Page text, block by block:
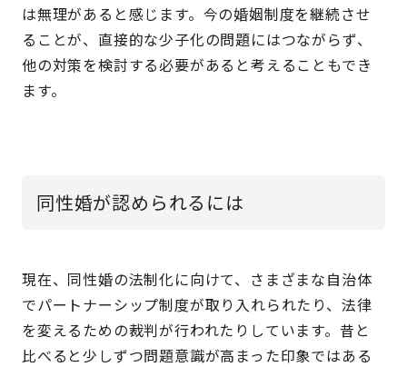
は無理があると感じます。今の婚姻制度を継続させ
ることが、直接的な少子化の問題にはつながらず、
他の対策を検討する必要があると考えることもでき
ます。
同性婚が認められるには
現在、同性婚の法制化に向けて、さまざまな自治体
でパートナーシップ制度が取り入れられたり、法律
を変えるための裁判が行われたりしています。昔と
比べると少しずつ問題意識が高まった印象ではある